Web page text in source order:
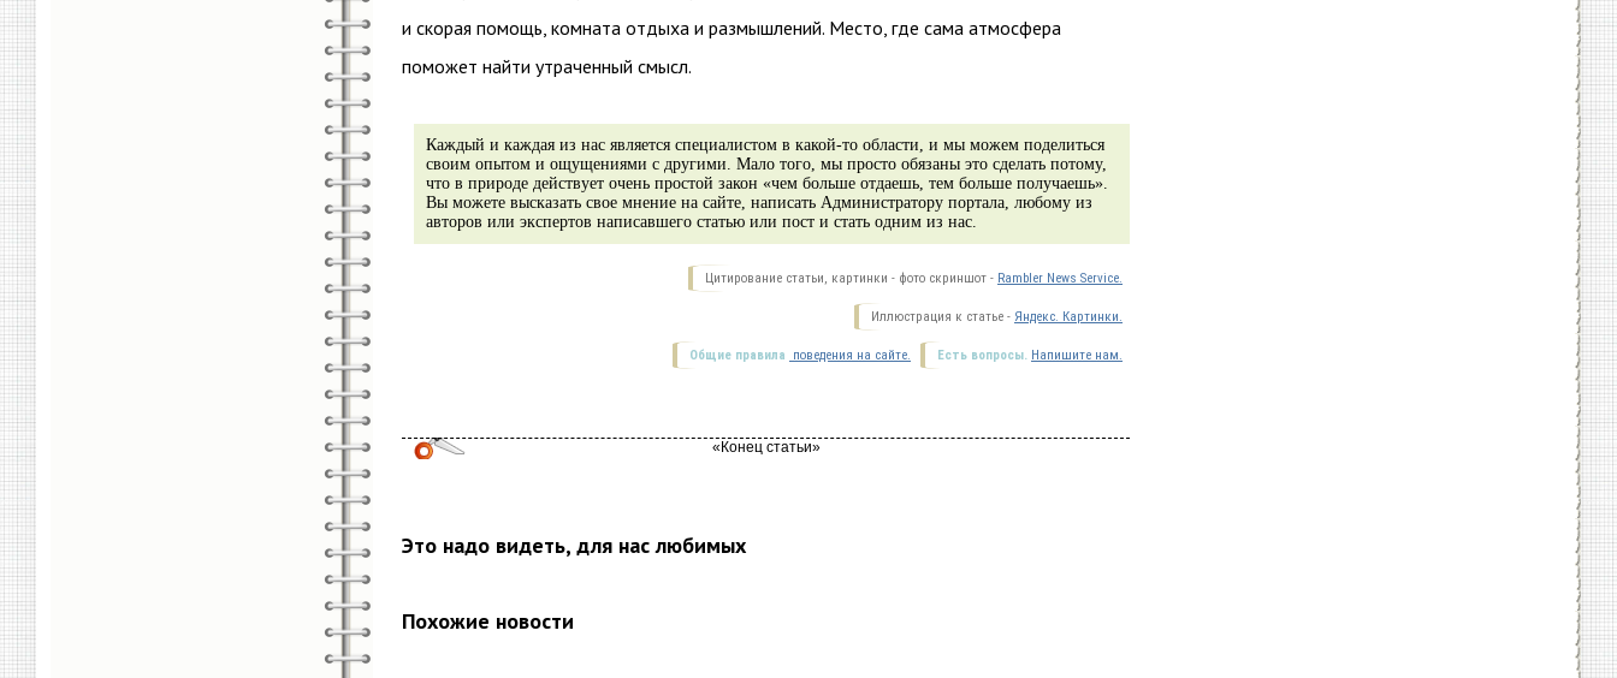
и скорая помощь, комната отдыха и размышлений. Место, где сама атмосфера
поможет найти утраченный смысл.
Каждый и каждая из нас является специалистом в какой-то области, и мы можем поделиться
своим опытом и ощущениями с другими. Мало того, мы просто обязаны это сделать потому,
что в природе действует очень простой закон «чем больше отдаешь, тем больше получаешь».
Вы можете высказать свое мнение на сайте, написать Администратору портала, любому из
авторов или экспертов написавшего статью или пост и стать одним из нас.
Цитирование статьи, картинки - фото скриншот - Rambler News Service.
Иллюстрация к статье - Яндекс. Картинки.
Есть вопросы. Напишите нам.
Общие правила поведения на сайте.
Это надо видеть, для нас любимых
Похожие новости